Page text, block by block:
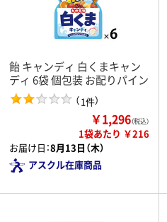
飴 キャンディ 白くまキャン
ディ 6袋 個包装 お配りパイン
（1件）
￥1,296（税込）
1袋あたり ￥216
お届け日：8月13日（木）
アスクル在庫商品